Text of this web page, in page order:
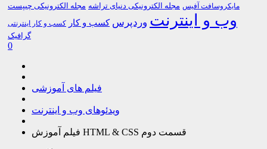
مایکروسافت آفیس مجله الکترونیکی دنیای تراشه مجله الکترونیکی چیپست
وب و اینترنت وردپرس کسب و کار کسب و کار اینترنتی
گرافیک
0
فیلم های آموزشی
ویدئوهای وب و اینترنت
فیلم آموزش HTML & CSS قسمت دوم